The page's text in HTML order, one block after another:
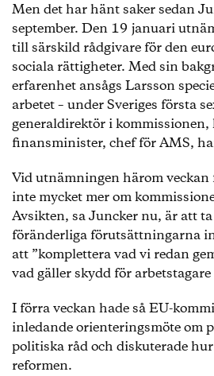
Men det har hänt saker sedan
september. Den 19 januari
till särskild rådgivare för den
sociala rättigheter. Med sin
erfarenhet ansågs Larsson
arbetet – under Sveriges första
generaldirektör i
finansminister, chef för AMS,
Vid utnämningen härom
inte mycket mer om
Avsikten, sa Juncker nu, är att
föränderliga förutsättningarna
att ”komplettera vad vi redan
vad gäller skydd för arbetstagare
I förra veckan hade så EU-
inledande orienteringsmöte om
politiska råd och diskuterade
reformen.